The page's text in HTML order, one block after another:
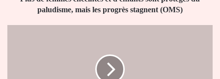
paludisme, mais les progrès stagnent (OMS)